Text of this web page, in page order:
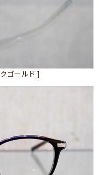
ゴールド ]